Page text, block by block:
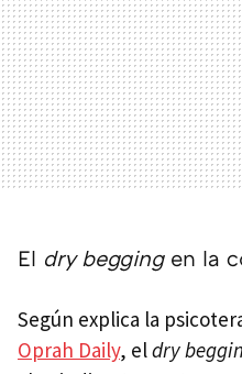
El dry beggingen la
Según explica la
Oprah Daily, eldry